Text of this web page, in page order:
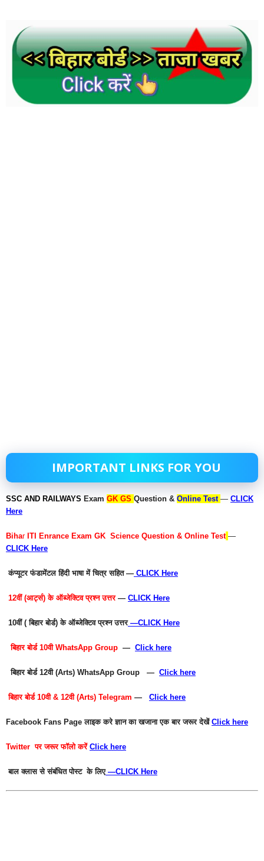
IMPORTANT LINKS FOR YOU
SSC AND RAILWAYS Exam GK GS Question & Online Test — CLICK
Here
Bihar ITI Enrance Exam GK Science Question & Online Test —
CLICK Here
कंप्यूटर फंडामेंटल हिंदी भाषा में चित्र सहित — CLICK Here
12वीं (आर्ट्स) के ऑब्जेक्टिव प्रश्न उत्तर— CLICK Here
10वीं ( बिहार बोर्ड) के ऑब्जेक्टिव प्रश्न उत्तर—CLICK Here
बिहार बोर्ड 10वी WhatsApp Group — Click here
बिहार बोर्ड 12वी (Arts) WhatsApp Group — Click here
बिहार बोर्ड 10वी & 12वी (Arts) Telegram — Click here
Facebook Fans Page लाइक करे ज्ञान का खजाना एक बार जरूर देखें Click here
Twitter पर जरूर फॉलो करें Click here
बाल क्लास से संबंधित पोस्ट के लिए—CLICK Here